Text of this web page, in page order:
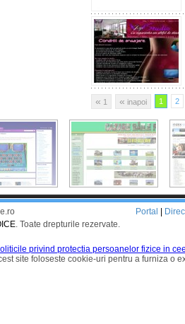
« 1 « inapoi 1 2
. Toate drepturile rezervate.
Portal
privind protectia persoanelor fizice in
site foloseste cookie-uri pentru a furniza o